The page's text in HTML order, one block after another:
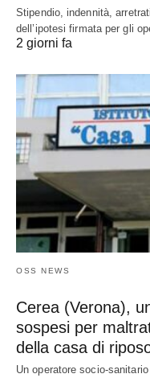
Stipendio, indennità,
dell’ipotesi firmata per gli
2 giorni fa
OSS NEWS
Cerea (Verona),
sospesi per
della casa di
Un operatore socio-